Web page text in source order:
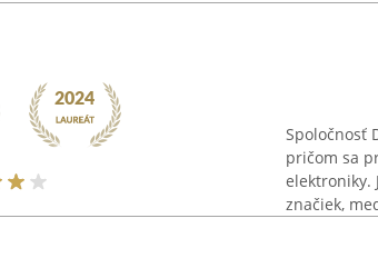
Spoločnosť
pričom sa
elektroniky.
značiek,